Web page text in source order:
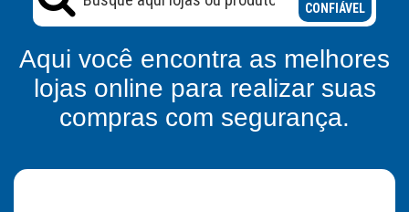
CONFIÁVEL
Aqui você encontra as melhores
lojas online para realizar suas
compras com segurança.